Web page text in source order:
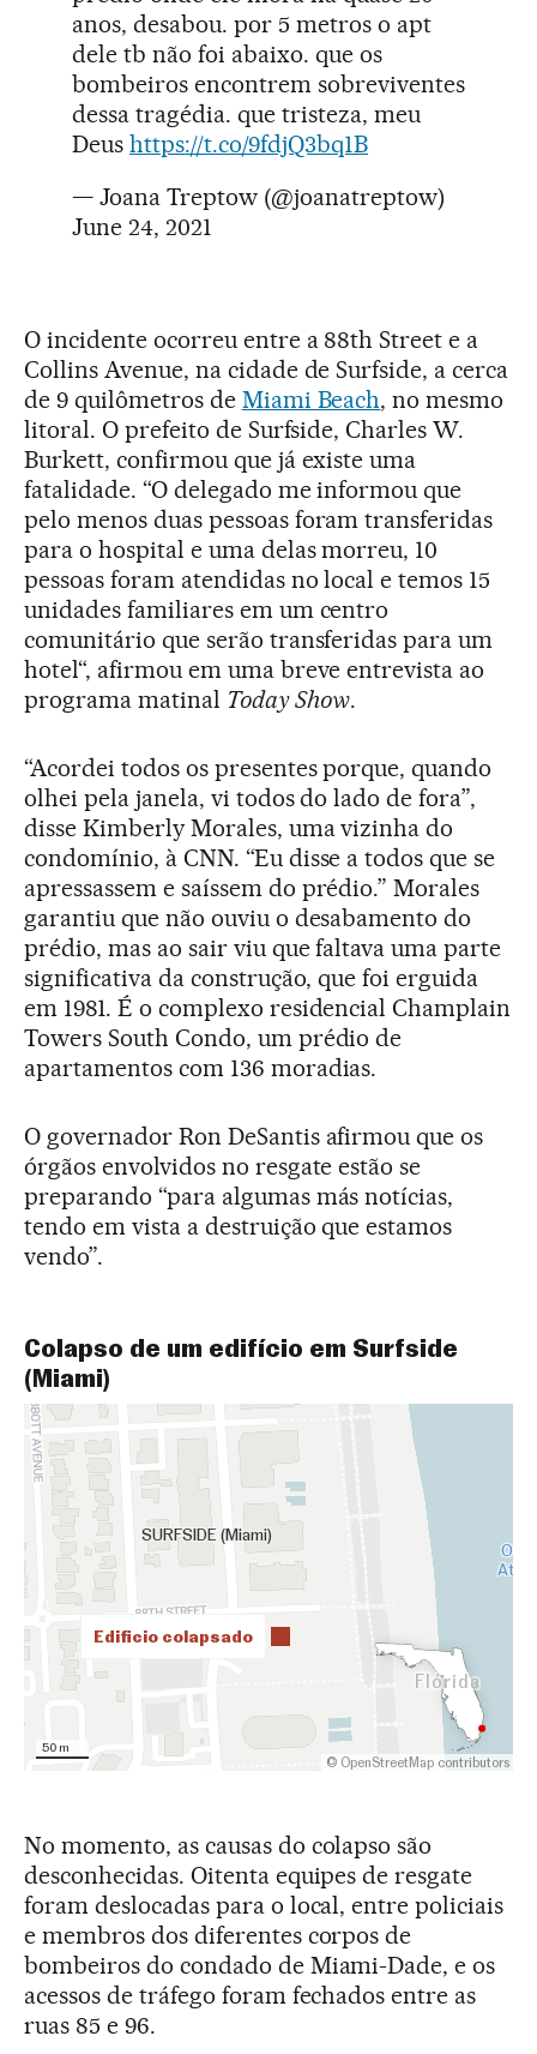
anos, desabou. por 5 metros o apt
dele tb não foi abaixo. que os
bombeiros encontrem sobreviventes
dessa tragédia. que tristeza, meu
Deus https://t.co/9fdjQ3bq1B
— Joana Treptow (@joanatreptow)
June 24, 2021
O incidente ocorreu entre a 88th Street e a
Collins Avenue, na cidade de Surfside, a cerca
de 9 quilômetros de Miami Beach, no mesmo
litoral. O prefeito de Surfside, Charles W.
Burkett, confirmou que já existe uma
fatalidade. “O delegado me informou que
pelo menos duas pessoas foram transferidas
para o hospital e uma delas morreu, 10
pessoas foram atendidas no local e temos 15
unidades familiares em um centro
comunitário que serão transferidas para um
hotel“, afirmou em uma breve entrevista ao
programa matinal Today Show.
“Acordei todos os presentes porque, quando
olhei pela janela, vi todos do lado de fora”,
disse Kimberly Morales, uma vizinha do
condomínio, à CNN. “Eu disse a todos que se
apressassem e saíssem do prédio.” Morales
garantiu que não ouviu o desabamento do
prédio, mas ao sair viu que faltava uma parte
significativa da construção, que foi erguida
em 1981. É o complexo residencial Champlain
Towers South Condo, um prédio de
apartamentos com 136 moradias.
O governador Ron DeSantis afirmou que os
órgãos envolvidos no resgate estão se
preparando “para algumas más notícias,
tendo em vista a destruição que estamos
vendo”.
No momento, as causas do colapso são
desconhecidas. Oitenta equipes de resgate
foram deslocadas para o local, entre policiais
e membros dos diferentes corpos de
bombeiros do condado de Miami-Dade, e os
acessos de tráfego foram fechados entre as
ruas 85 e 96.